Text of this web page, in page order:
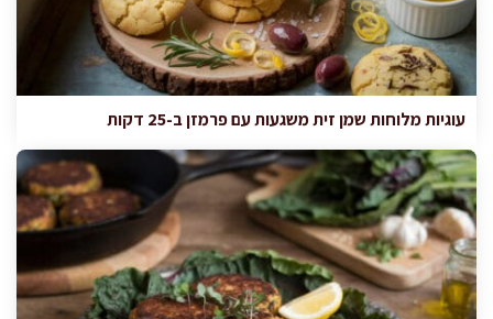
עוגיות מלוחות שמן זית משגעות עם פרמזן ב-25 דקות